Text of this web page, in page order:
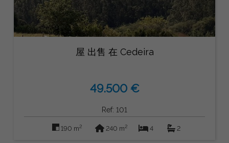
屋 出售 在 Cedeira
49.500 €
Ref: 101
190 m2 240 m2 4 2